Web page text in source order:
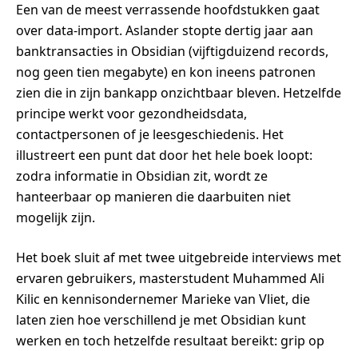
Een van de meest verrassende hoofdstukken gaat
over data-import. Aslander stopte dertig jaar aan
banktransacties in Obsidian (vijftigduizend records,
nog geen tien megabyte) en kon ineens patronen
zien die in zijn bankapp onzichtbaar bleven. Hetzelfde
principe werkt voor gezondheidsdata,
contactpersonen of je leesgeschiedenis. Het
illustreert een punt dat door het hele boek loopt:
zodra informatie in Obsidian zit, wordt ze
hanteerbaar op manieren die daarbuiten niet
mogelijk zijn.
Het boek sluit af met twee uitgebreide interviews met
ervaren gebruikers, masterstudent Muhammed Ali
Kilic en kennisondernemer Marieke van Vliet, die
laten zien hoe verschillend je met Obsidian kunt
werken en toch hetzelfde resultaat bereikt: grip op